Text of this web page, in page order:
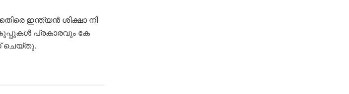
ഇ​ന്ത്യ​ൻ ശി​ക്ഷാ നി​
പ്ര​കാ​ര​വും കേ​
ചെ​യ്തു.